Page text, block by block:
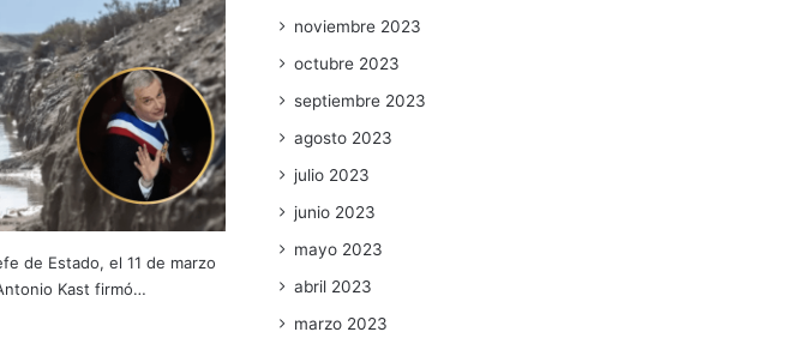
de Estado, el 11 de marzo
Kast firmó…
noviembre 2023
octubre 2023
septiembre 2023
agosto 2023
julio 2023
junio 2023
mayo 2023
abril 2023
marzo 2023